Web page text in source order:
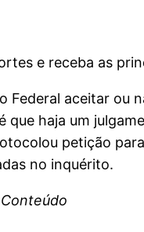
e receba as
Federal aceitar ou
que haja um
petição
no inquérito.